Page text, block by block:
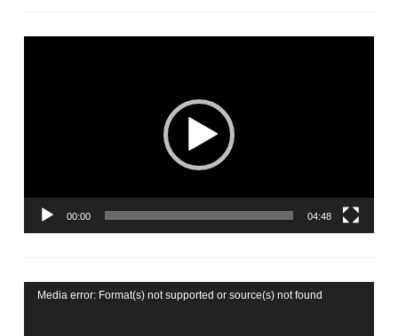
00:00 04:48
Lecteur
Media error: Format(s) not supported or source(s) not found